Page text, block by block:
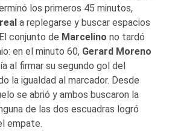
los primeros 45 minutos,
a replegarse y buscar espacios
conjunto de Marcelino no tardó
en el minuto 60, Gerard Moreno
al firmar su segundo gol del
la igualdad al marcador. Desde
se abrió y ambos buscaron la
de las dos escuadras logró
empate.